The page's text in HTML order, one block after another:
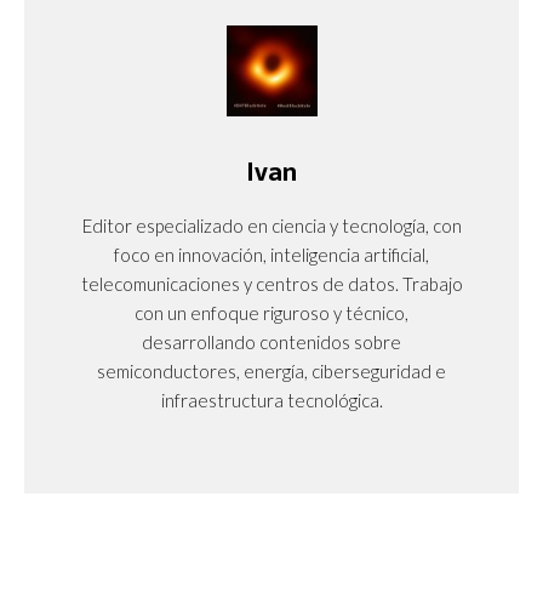
Ivan
Editor especializado en ciencia y tecnología, con
foco en innovación, inteligencia artificial,
telecomunicaciones y centros de datos. Trabajo
con un enfoque riguroso y técnico,
desarrollando contenidos sobre
semiconductores, energía, ciberseguridad e
infraestructura tecnológica.